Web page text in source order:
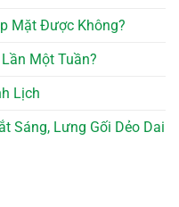
Mặt Được Không?
Một Tuần?
Lịch
Sáng, Lưng Gối Dẻo Dai